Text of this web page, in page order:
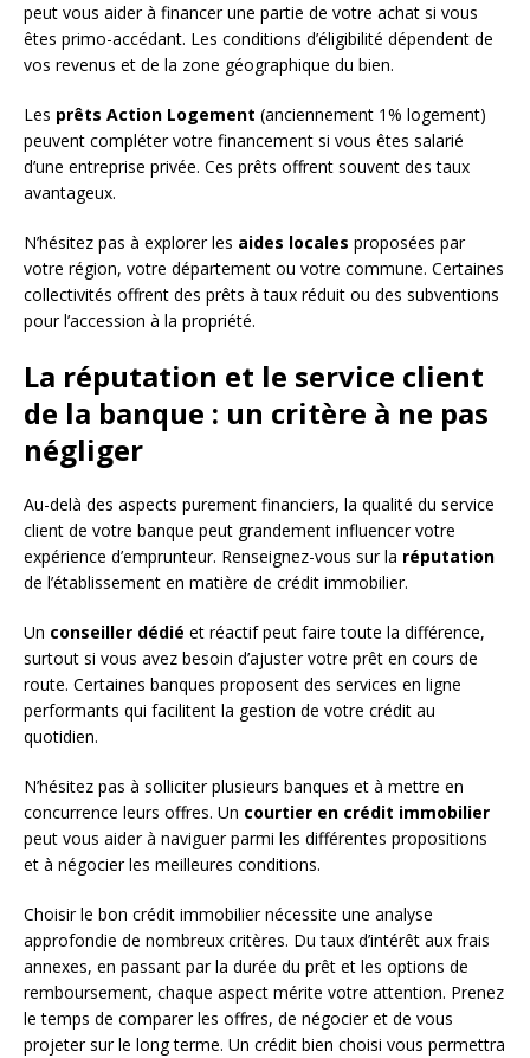
peut vous aider à financer une partie de votre achat si vous
êtes primo-accédant. Les conditions d’éligibilité dépendent de
vos revenus et de la zone géographique du bien.
Les prêts Action Logement (anciennement 1% logement)
peuvent compléter votre financement si vous êtes salarié
d’une entreprise privée. Ces prêts offrent souvent des taux
avantageux.
N’hésitez pas à explorer les aides locales proposées par
votre région, votre département ou votre commune. Certaines
collectivités offrent des prêts à taux réduit ou des subventions
pour l’accession à la propriété.
La réputation et le service client
de la banque : un critère à ne pas
négliger
Au-delà des aspects purement financiers, la qualité du service
client de votre banque peut grandement influencer votre
expérience d’emprunteur. Renseignez-vous sur la réputation
de l’établissement en matière de crédit immobilier.
Un conseiller dédié et réactif peut faire toute la différence,
surtout si vous avez besoin d’ajuster votre prêt en cours de
route. Certaines banques proposent des services en ligne
performants qui facilitent la gestion de votre crédit au
quotidien.
N’hésitez pas à solliciter plusieurs banques et à mettre en
concurrence leurs offres. Un courtier en crédit immobilier
peut vous aider à naviguer parmi les différentes propositions
et à négocier les meilleures conditions.
Choisir le bon crédit immobilier nécessite une analyse
approfondie de nombreux critères. Du taux d’intérêt aux frais
annexes, en passant par la durée du prêt et les options de
remboursement, chaque aspect mérite votre attention. Prenez
le temps de comparer les offres, de négocier et de vous
projeter sur le long terme. Un crédit bien choisi vous permettra